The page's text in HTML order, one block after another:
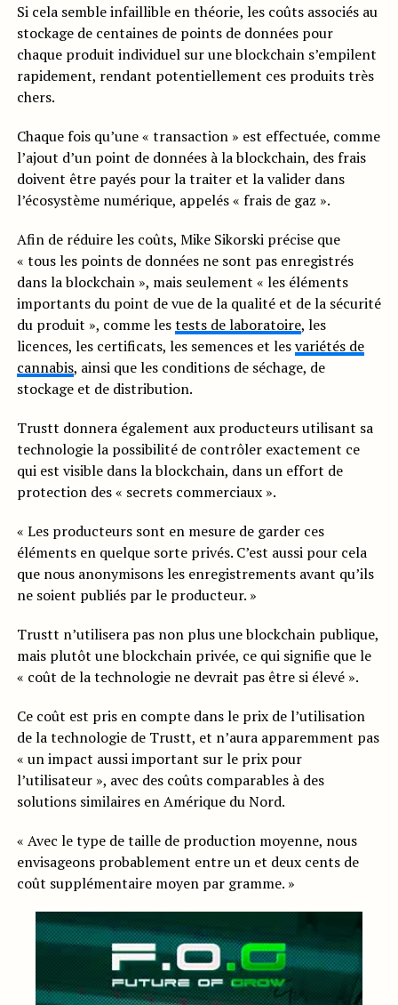
Si cela semble infaillible en théorie, les coûts associés au
stockage de centaines de points de données pour
chaque produit individuel sur une blockchain s’empilent
rapidement, rendant potentiellement ces produits très
chers.
Chaque fois qu’une « transaction » est effectuée, comme
l’ajout d’un point de données à la blockchain, des frais
doivent être payés pour la traiter et la valider dans
l’écosystème numérique, appelés « frais de gaz ».
Afin de réduire les coûts, Mike Sikorski précise que
« tous les points de données ne sont pas enregistrés
dans la blockchain », mais seulement « les éléments
importants du point de vue de la qualité et de la sécurité
du produit », comme lestests de laboratoire, les
licences, les certificats, les semences et lesvariétés de
cannabis, ainsi que les conditions de séchage, de
stockage et de distribution.
Trustt donnera également aux producteurs utilisant sa
technologie la possibilité de contrôler exactement ce
qui est visible dans la blockchain, dans un effort de
protection des « secrets commerciaux ».
« Les producteurs sont en mesure de garder ces
éléments en quelque sorte privés. C’est aussi pour cela
que nous anonymisons les enregistrements avant qu’ils
ne soient publiés par le producteur. »
Trustt n’utilisera pas non plus une blockchain publique,
mais plutôt une blockchain privée, ce qui signifie que le
« coût de la technologie ne devrait pas être si élevé ».
Ce coût est pris en compte dans le prix de l’utilisation
de la technologie de Trustt, et n’aura apparemment pas
« un impact aussi important sur le prix pour
l’utilisateur », avec des coûts comparables à des
solutions similaires en Amérique du Nord.
« Avec le type de taille de production moyenne, nous
envisageons probablement entre un et deux cents de
coût supplémentaire moyen par gramme. »